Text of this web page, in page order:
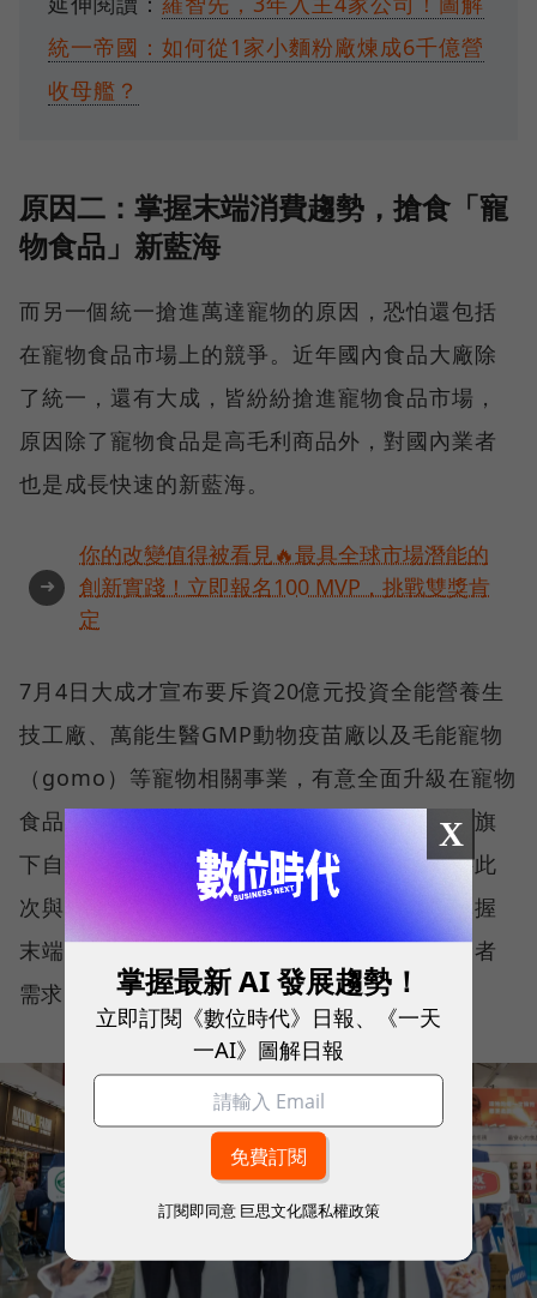
統一帝國：如何從1家小麵粉廠煉成6千億營
收母艦？
原因二：掌握末端消費趨勢，搶食「寵
物食品」新藍海
而另一個統一搶進萬達寵物的原因，恐怕還包括
在寵物食品市場上的競爭。近年國內食品大廠除
了統一，還有大成，皆紛紛搶進寵物食品市場，
原因除了寵物食品是高毛利商品外，對國內業者
也是成長快速的新藍海。
➜
你的改變值得被看見🔥最具全球市場潛能的
創新實踐！立即報名100 MVP，挑戰雙獎肯
定
7月4日大成才宣布要斥資20億元投資全能營養生
技工廠、萬能生醫GMP動物疫苗廠以及毛能寵物
（gomo）等寵物相關事業，有意全面升級在寵物
食品、營養品方面的佈局。而統一也持續提升旗
下自有寵食品牌「寶多福」的製程技術。預料此
次與萬達寵物的投資合作，應更能幫助統一掌握
末端消費趨勢，回頭協助上游開發更貼近消費者
需求的商品。
X
掌握最新 AI 發展趨勢！
立即訂閱《數位時代》日報、《一天
一AI》圖解日報
訂閱即同意 巨思文化隱私權政策